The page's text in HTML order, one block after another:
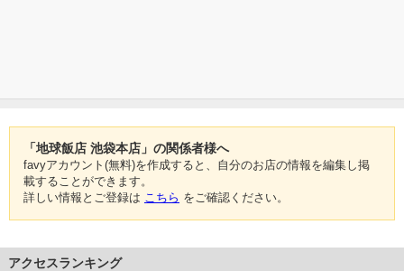
「地球飯店 池袋本店」の関係者様へ
favyアカウント(無料)を作成すると、自分のお店の情報を編集し掲
載することができます。
詳しい情報とご登録は こちら をご確認ください。
アクセスランキング